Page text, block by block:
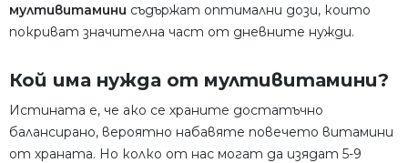
мултивитамини съдържат оптимални дози, които
покриват значителна част от дневните нужди.
Кой има нужда от мултивитамини?
Истината е, че ако се храните достатъчно
балансирано, вероятно набавяте повечето витамини
от храната. Но колко от нас могат да изядат 5-9